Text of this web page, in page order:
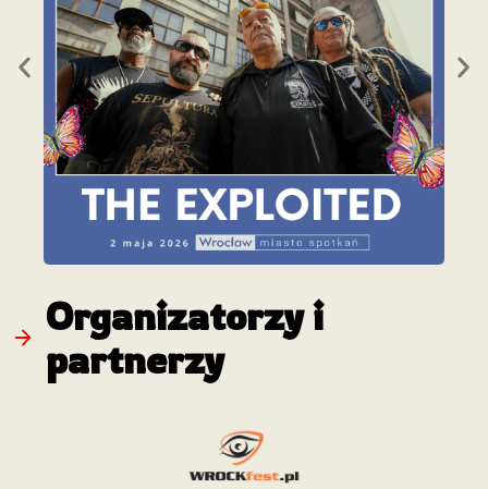
Organizatorzy i
partnerzy